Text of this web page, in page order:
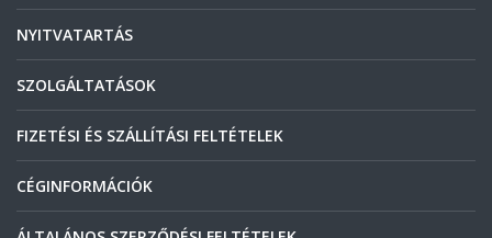
NYITVATARTÁS
SZOLGÁLTATÁSOK
FIZETÉSI ÉS SZÁLLÍTÁSI FELTÉTELEK
CÉGINFORMÁCIÓK